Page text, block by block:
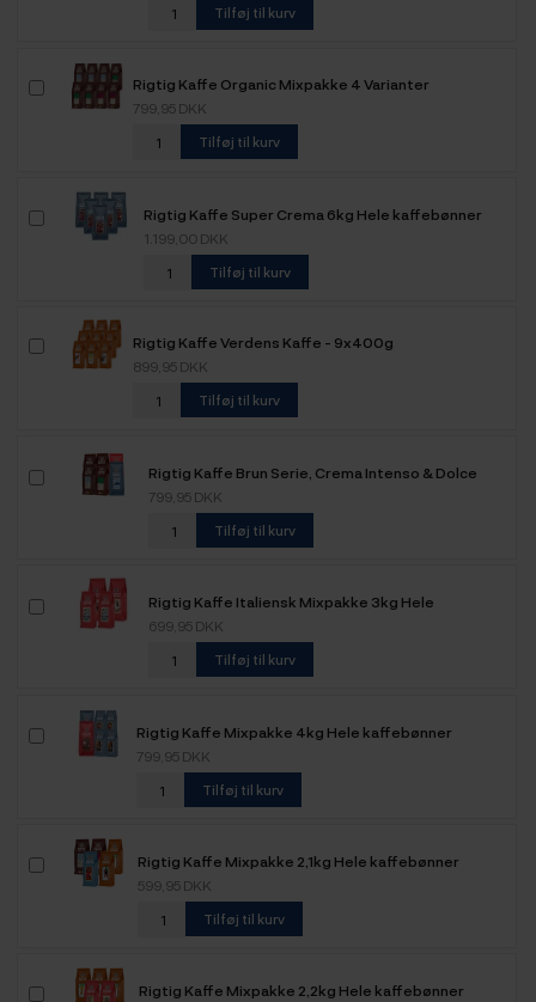
Tilføj til kurv
Rigtig Kaffe Organic Mixpakke 4 Varianter
799,95 DKK
Tilføj til kurv
Rigtig Kaffe Super Crema 6kg Hele kaffebønner
1.199,00 DKK
Tilføj til kurv
Rigtig Kaffe Verdens Kaffe - 9x400g
899,95 DKK
Tilføj til kurv
Rigtig Kaffe Brun Serie, Crema Intenso & Dolce
Crema Mixpakke 3,6kg Hele kaffebønner
799,95 DKK
Tilføj til kurv
Rigtig Kaffe Italiensk Mixpakke 3kg Hele
kaffebønner
699,95 DKK
Tilføj til kurv
Rigtig Kaffe Mixpakke 4kg Hele kaffebønner
799,95 DKK
Tilføj til kurv
Rigtig Kaffe Mixpakke 2,1kg Hele kaffebønner
599,95 DKK
Tilføj til kurv
Rigtig Kaffe Mixpakke 2,2kg Hele kaffebønner